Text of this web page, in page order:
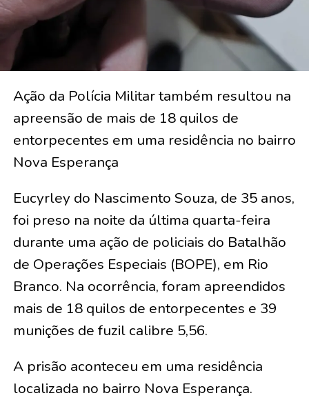
Ação da Polícia Militar também resultou na
apreensão de mais de 18 quilos de
entorpecentes em uma residência no bairro
Nova Esperança
Eucyrley do Nascimento Souza, de 35 anos,
foi preso na noite da última quarta-feira
durante uma ação de policiais do Batalhão
de Operações Especiais (BOPE), em Rio
Branco. Na ocorrência, foram apreendidos
mais de 18 quilos de entorpecentes e 39
munições de fuzil calibre 5,56.
A prisão aconteceu em uma residência
localizada no bairro Nova Esperança.